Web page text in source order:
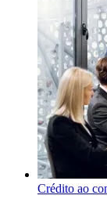
Crédito ao